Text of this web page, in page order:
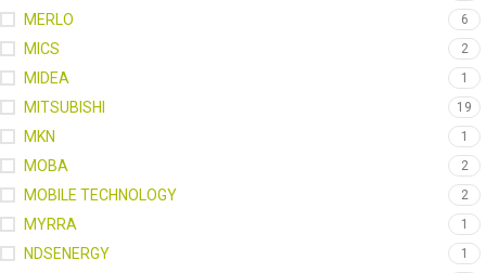
MERLO 6
MICS 2
MIDEA 1
MITSUBISHI 19
MKN 1
MOBA 2
MOBILE TECHNOLOGY 2
MYRRA 1
NDSENERGY 1